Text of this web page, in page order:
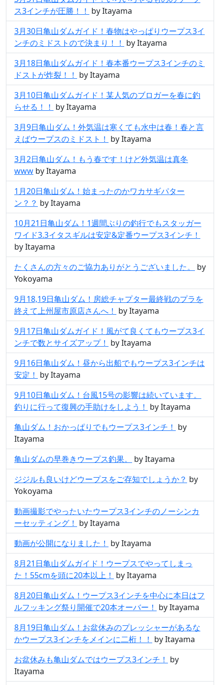
ス3インチが圧勝！！ by Itayama
3月30日亀山ダムガイド！春物はやっぱりウープス3イ
ンチのミドストので決まり！！ by Itayama
3月18日亀山ダムガイド！春本番ウープス3インチのミ
ドストが炸裂！！ by Itayama
3月10日亀山ダムガイド！某人気のブロガーを春に釣
らせる！！ by Itayama
3月9日亀山ダム！外気温は寒くても水中は春！春と言
えばウープスのミドスト！ by Itayama
3月2日亀山ダム！もう春です！けど外気温は真冬
www by Itayama
1月20日亀山ダム！始まったのかワカサギパター
ン？？ by Itayama
10月21日亀山ダム！1週間ぶりの釣行でもスタッガー
ワイド3.3イタスギルは安定&定番ウープス3インチ！
by Itayama
たくさんの方々のご協力ありがとうございました。
by
Yokoyama
9月18,19日亀山ダム！房総チャプター最終戦のプラを
終えて上州屋市原店さんへ！ by Itayama
9月17日亀山ダムガイド！風がて良くてもウープス3イ
ンチで数とサイズアップ！ by Itayama
9月16日亀山ダム！昼から出船でもウープス3インチは
安定！ by Itayama
9月10日亀山ダム！台風15号の影響は続いています。
釣りに行って復興の手助けをしよう！ by Itayama
亀山ダム！おかっぱりでもウープス3インチ！ by
Itayama
亀山ダムの早巻きウープス釣果。
by Itayama
ジジルも良いけどウープスをご存知でしょうか？ by
Yokoyama
動画撮影でやったいたウープス3インチのノーシンカ
ーセッティング！ by Itayama
動画が公開になりました！ by Itayama
8月21日亀山ダムガイド！ウープスでやってしまっ
た！55cmを頭に20本以上！ by Itayama
8月20日亀山ダム！ウープス3インチを中心に本日はフ
ルフッキング祭り開催で20本オーバー！ by Itayama
8月19日亀山ダム！お盆休みのプレッシャーがあるな
かウープス3インチをメインに二桁！！ by Itayama
お盆休みも亀山ダムではウープス3インチ！ by
Itayama